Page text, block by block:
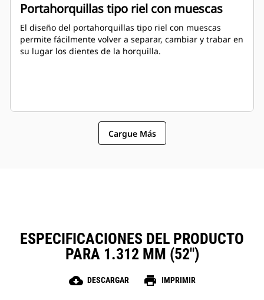
Portahorquillas tipo riel con muescas
El diseño del portahorquillas tipo riel con muescas
permite fácilmente volver a separar, cambiar y trabar en
su lugar los dientes de la horquilla.
Cargue Más
ESPECIFICACIONES DEL PRODUCTO
PARA 1.312 MM (52")
cloud_download DESCARGAR print IMPRIMIR